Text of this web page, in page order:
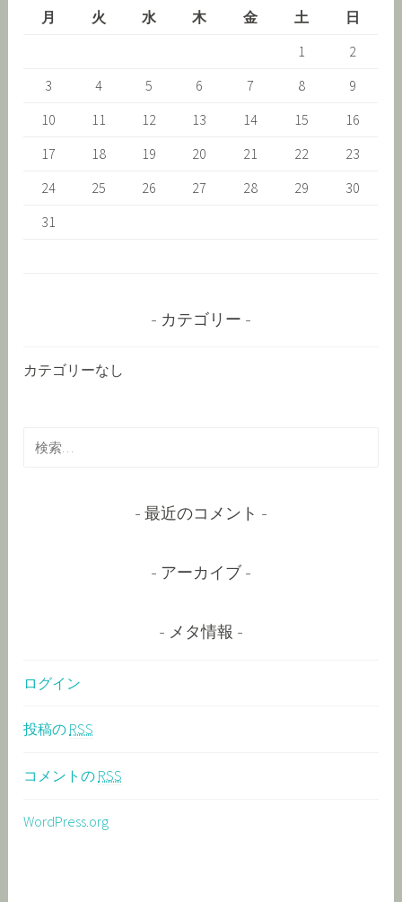
月
火 水 木 金 土
日
1
2
3
4 5 6 7 8
9
10
11 12 13 14 15
16
17
18 19 20 21 22
23
24
25 26 27 28 29
30
31
カテゴリー
カテゴリーなし
検
最近のコメント
アーカイブ
メタ情報
ログイン
投稿の RSS
コメントの RSS
WordPress.org